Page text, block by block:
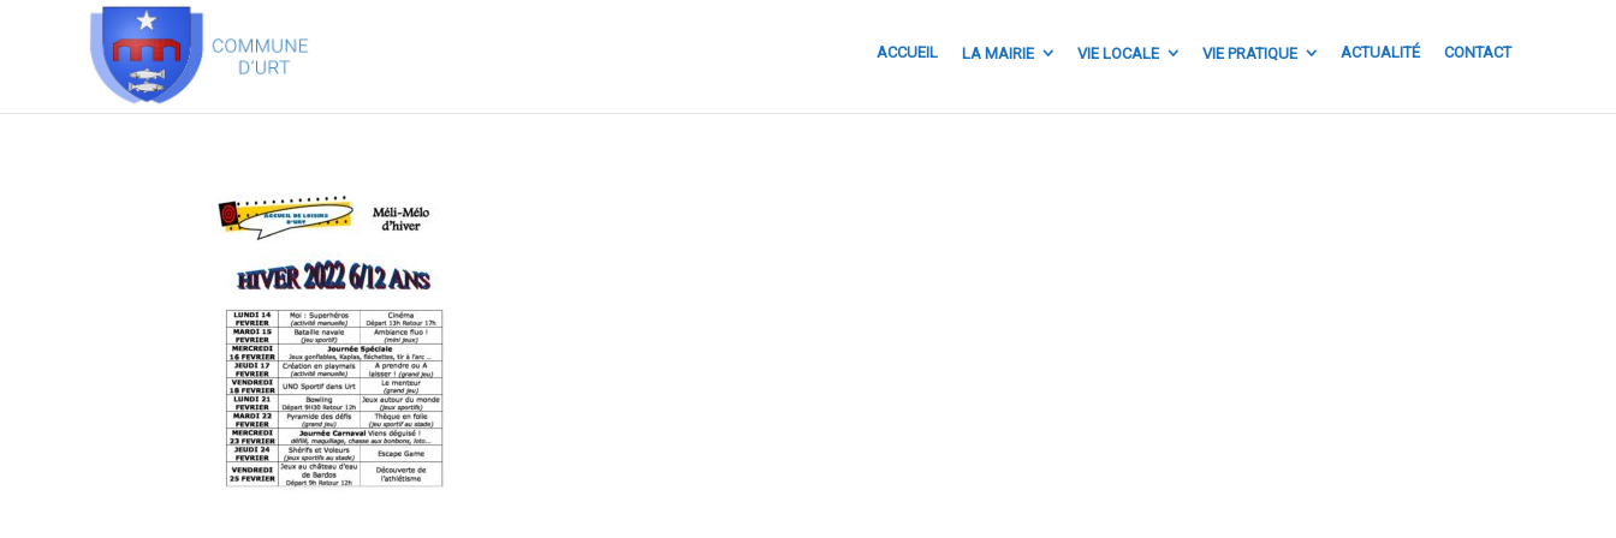
ACCUEIL LA MAIRIE VIE LOCALE VIE PRATIQUE ACTUALITÉ CONTACT